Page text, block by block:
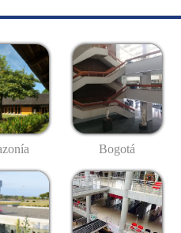
Bogotá